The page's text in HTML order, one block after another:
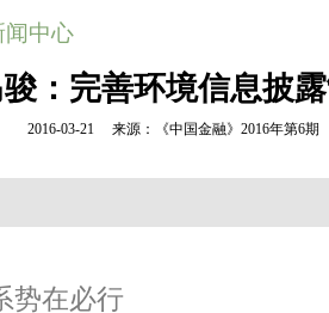
闻中心
：完善环境信息披
2016-03-21 来源：《中国金融》2016年第6
势在必行